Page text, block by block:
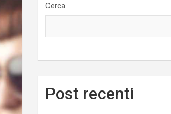
Cerca
Post recenti